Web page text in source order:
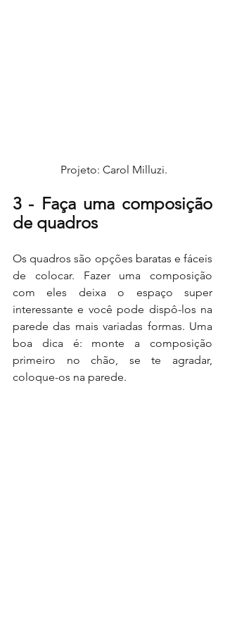
Projeto: Carol Milluzi.
3 - Faça uma composição
de quadros
Os quadros são opções baratas e fáceis
de colocar. Fazer uma composição
com eles deixa o espaço super
interessante e você pode dispô-los na
parede das mais variadas formas. Uma
boa dica é: monte a composição
primeiro no chão, se te agradar,
coloque-os na parede.